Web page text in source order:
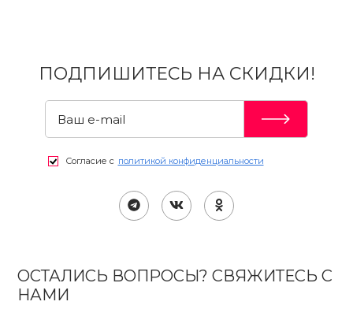
ПОДПИШИТЕСЬ НА СКИДКИ!
Согласие с политикой конфиденциальности
ОСТАЛИСЬ ВОПРОСЫ? СВЯЖИТЕСЬ С
НАМИ